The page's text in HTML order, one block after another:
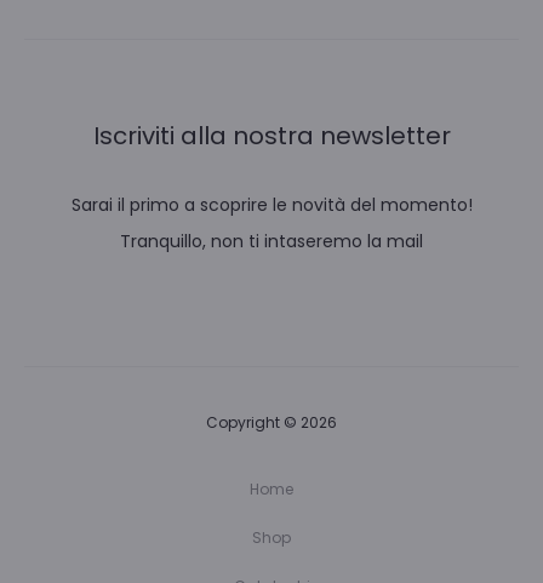
Iscriviti alla nostra newsletter
Sarai il primo a scoprire le novità del momento!
Tranquillo, non ti intaseremo la mail
Copyright © 2026
Home
Shop